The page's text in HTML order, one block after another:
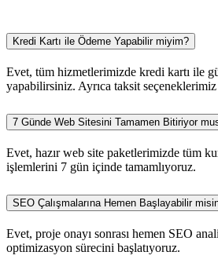
Kredi Kartı ile Ödeme Yapabilir miyim?
Evet, tüm hizmetlerimizde kredi kartı ile
yapabilirsiniz. Ayrıca taksit
7 Günde Web Sitesini Tamamen Bitiriyor
Evet, hazır web site paketlerimizde tüm
işlemlerini 7 gün içinde tamamlıyoruz.
SEO Çalışmalarına Hemen Başlayabilir
Evet, proje onayı sonrası hemen SEO
optimizasyon sürecini başlatıyoruz.